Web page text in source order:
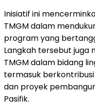
Inisiatif ini
TMGM dalam
program yang
Langkah tersebut juga
TMGM dalam bidang
termasuk
dan proyek
Pasifik.